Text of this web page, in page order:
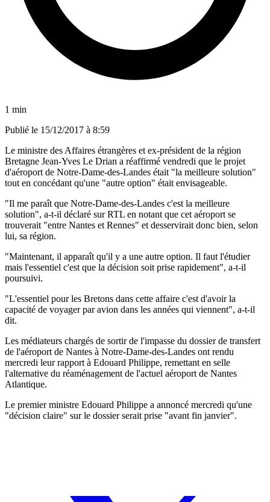
1 min
Publié le 15/12/2017 à 8:59
Le ministre des Affaires étrangères et ex-président de la région
Bretagne Jean-Yves Le Drian a réaffirmé vendredi que le projet
d'aéroport de Notre-Dame-des-Landes était "la meilleure solution"
tout en concédant qu'une "autre option" était envisageable.
"Il me paraît que Notre-Dame-des-Landes c'est la meilleure
solution", a-t-il déclaré sur RTL en notant que cet aéroport se
trouverait "entre Nantes et Rennes" et desservirait donc bien, selon
lui, sa région.
"Maintenant, il apparaît qu'il y a une autre option. Il faut l'étudier
mais l'essentiel c'est que la décision soit prise rapidement", a-t-il
poursuivi.
"L'essentiel pour les Bretons dans cette affaire c'est d'avoir la
capacité de voyager par avion dans les années qui viennent", a-t-il
dit.
Les médiateurs chargés de sortir de l'impasse du dossier de transfert
de l'aéroport de Nantes à Notre-Dame-des-Landes ont rendu
mercredi leur rapport à Edouard Philippe, remettant en selle
l'alternative du réaménagement de l'actuel aéroport de Nantes
Atlantique.
Le premier ministre Edouard Philippe a annoncé mercredi qu'une
"décision claire" sur le dossier serait prise "avant fin janvier".